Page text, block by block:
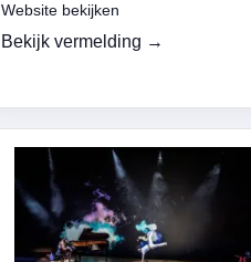
Website bekijken
Bekijk vermelding →